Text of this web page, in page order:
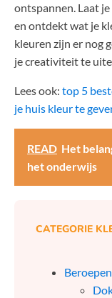
ontspannen. Laat
en ontdekt wat je
kleuren zijn er nog
je creativiteit te
Lees ook: top 5
je huis kleur te
READ Het
het onderwijs
CATEGORIE
Beroepen